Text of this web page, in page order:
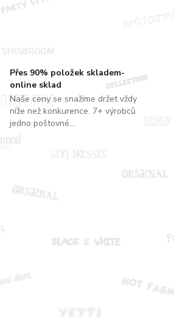
Přes 90% položek skladem-
online sklad
Naše ceny se snažíme držet vždy
níže než konkurence. 7+ výrobců
jedno poštovné....